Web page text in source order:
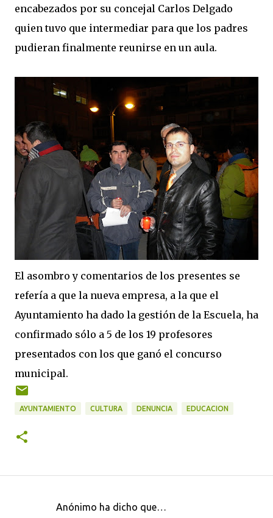
encabezados por su concejal Carlos Delgado
quien tuvo que intermediar para que los padres
pudieran finalmente reunirse en un aula.
El asombro y comentarios de los presentes se
refería a que la nueva empresa, a la que el
Ayuntamiento ha dado la gestión de la Escuela, ha
confirmado sólo a 5 de los 19 profesores
presentados con los que ganó el concurso
municipal.
AYUNTAMIENTO CULTURA DENUNCIA EDUCACION
Anónimo ha dicho que…